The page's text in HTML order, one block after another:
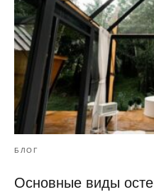
БЛОГ
Основные виды